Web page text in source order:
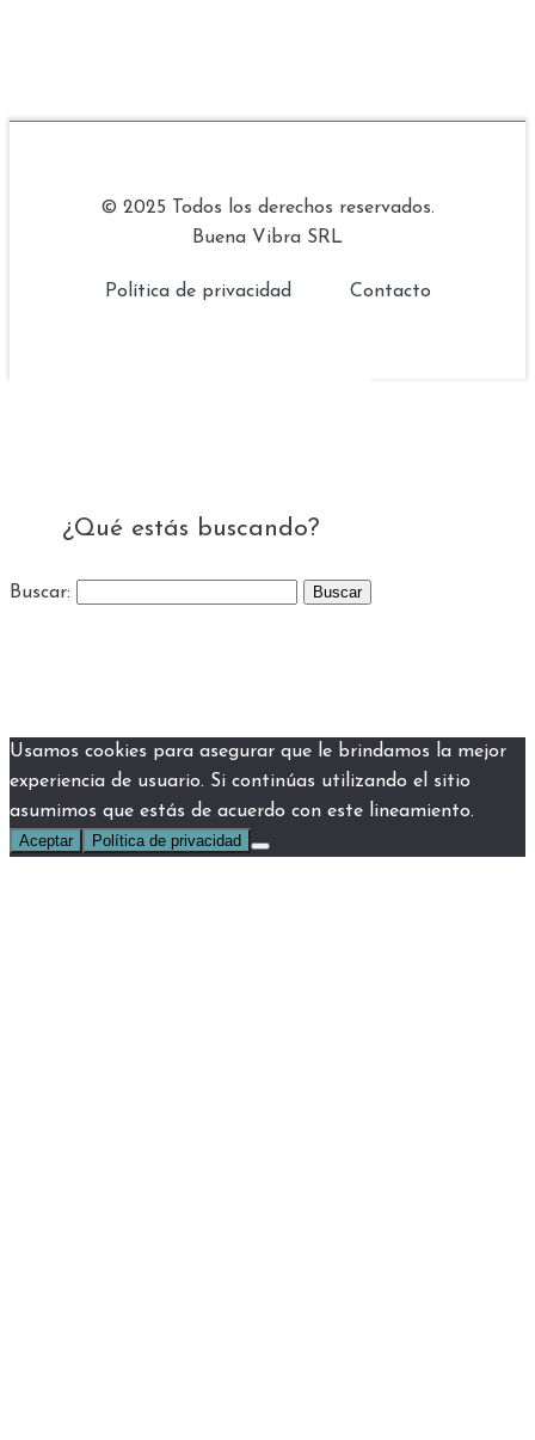
© 2025 Todos los derechos reservados.
Buena Vibra SRL
Política de privacidad Contacto
¿Qué estás buscando?
Buscar:
Usamos cookies para asegurar que le brindamos la mejor
experiencia de usuario. Si continúas utilizando el sitio
asumimos que estás de acuerdo con este lineamiento.
Aceptar Política de privacidad